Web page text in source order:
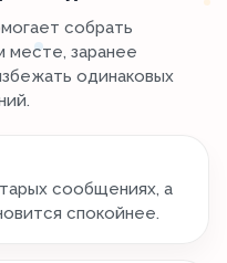
собрать
месте, заранее
одинаковых
сообщениях, а
спокойнее.